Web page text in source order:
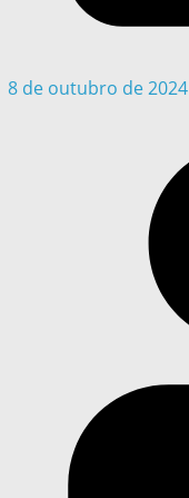
8 de outubro de 2024